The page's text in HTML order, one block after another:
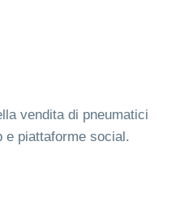
vendita di pneumatici
e piattaforme social.